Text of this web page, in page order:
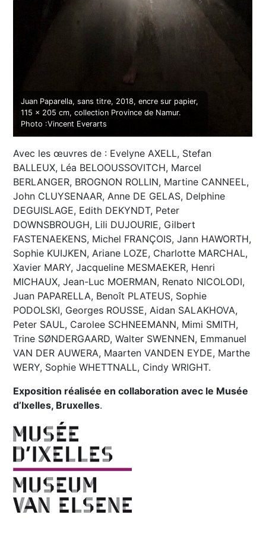
Juan Paparella, sans titre, 2018, encre sur papier,
115 x 205 cm, collection Province de Namur.
Photo :Vincent Everarts
Avec les œuvres de : Evelyne AXELL, Stefan
BALLEUX, Léa BELOOUSSOVITCH, Marcel
BERLANGER, BROGNON ROLLIN, Martine CANNEEL,
John CLUYSENAAR, Anne DE GELAS, Delphine
DEGUISLAGE, Edith DEKYNDT, Peter
DOWNSBROUGH, Lili DUJOURIE, Gilbert
FASTENAEKENS, Michel FRANÇOIS, Jann HAWORTH,
Sophie KUIJKEN, Ariane LOZE, Charlotte MARCHAL,
Xavier MARY, Jacqueline MESMAEKER, Henri
MICHAUX, Jean-Luc MOERMAN, Renato NICOLODI,
Juan PAPARELLA, Benoît PLATEUS, Sophie
PODOLSKI, Georges ROUSSE, Aidan SALAKHOVA,
Peter SAUL, Carolee SCHNEEMANN, Mimi SMITH,
Trine SØNDERGAARD, Walter SWENNEN, Emmanuel
VAN DER AUWERA, Maarten VANDEN EYDE, Marthe
WERY, Sophie WHETTNALL, Cindy WRIGHT.
Exposition réalisée en collaboration avec le Musée
d’Ixelles, Bruxelles.